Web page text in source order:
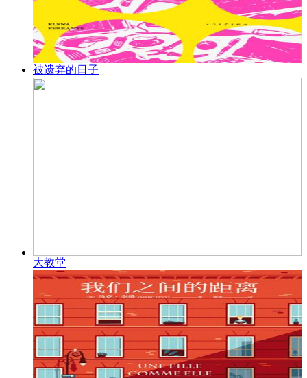
被遗弃的日子
大教堂